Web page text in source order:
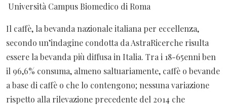
Università Campus Biomedico di Roma
Il caffè, la bevanda nazionale italiana per eccellenza,
secondo un’indagine condotta da AstraRicerche risulta
essere la bevanda più diffusa in Italia. Tra i 18-65enni ben
il 96,6% consuma, almeno saltuariamente, caffè o bevande
a base di caffè o che lo contengono; nessuna variazione
rispetto alla rilevazione precedente del 2014 che